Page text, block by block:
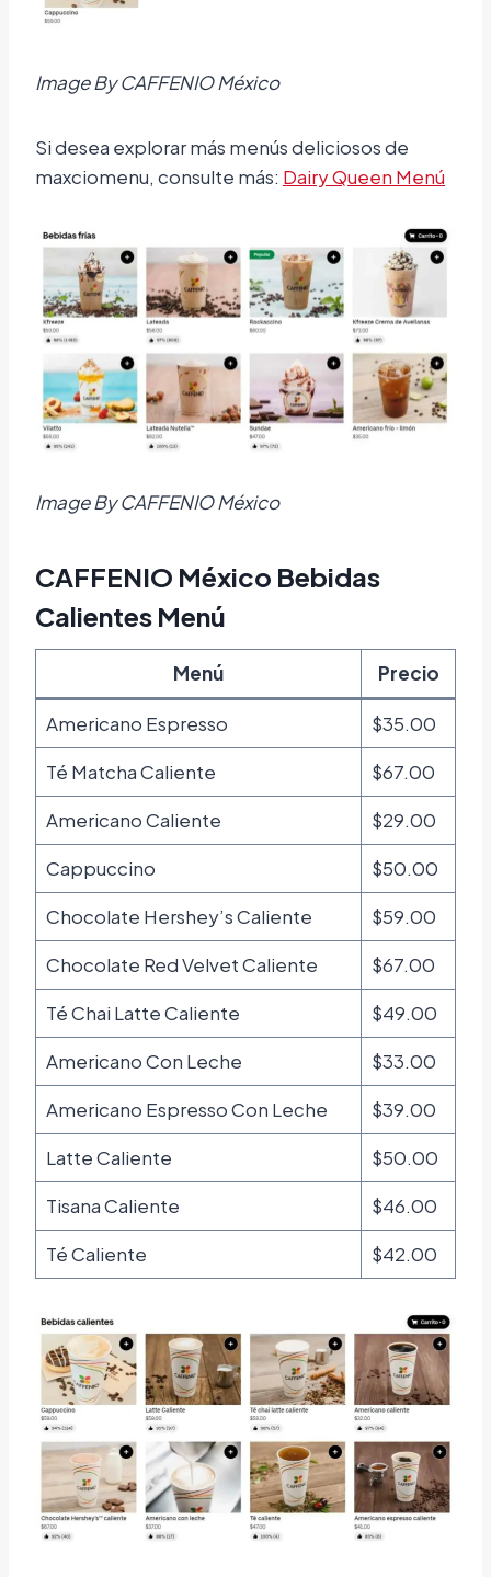
Image By CAFFENIO México
Si desea explorar más menús deliciosos de
maxciomenu, consulte más: Dairy Queen Menú
Image By CAFFENIO México
CAFFENIO México Bebidas
Calientes Menú
Menú Precio
Americano Espresso
$35.00
Té Matcha Caliente
$67.00
Americano Caliente
$29.00
Cappuccino
$50.00
Chocolate Hershey’s Caliente
$59.00
Chocolate Red Velvet Caliente
$67.00
Té Chai Latte Caliente
$49.00
Americano Con Leche
$33.00
Americano Espresso Con Leche
$39.00
Latte Caliente
$50.00
Tisana Caliente
$46.00
Té Caliente
$42.00